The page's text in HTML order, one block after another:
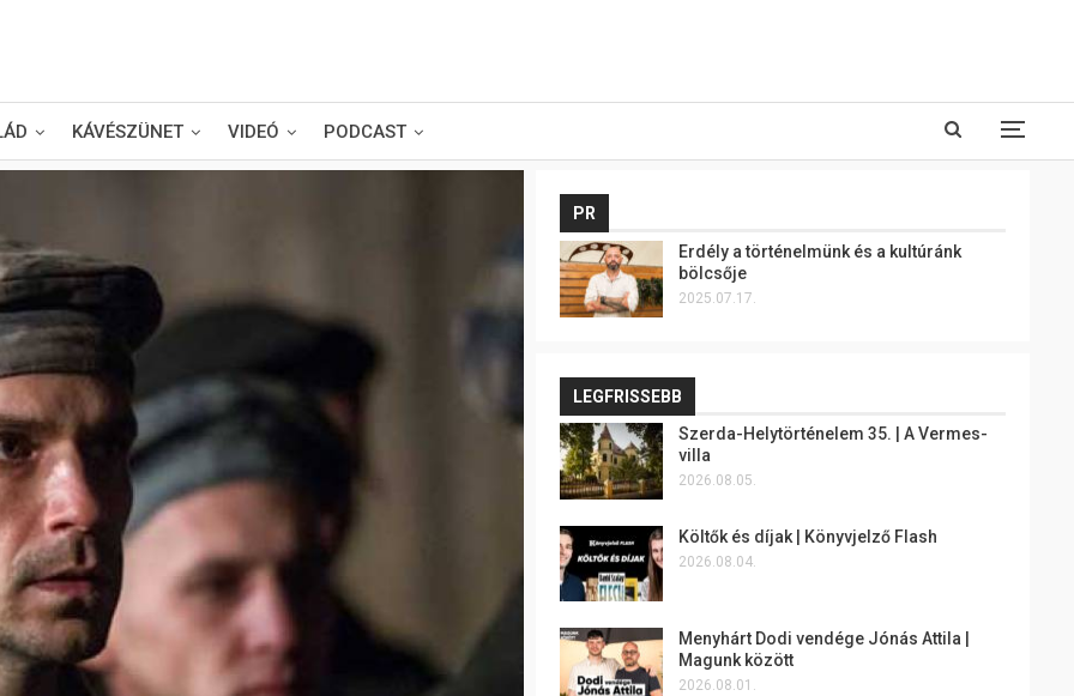
KÁVÉSZÜNET VIDEÓ PODCAST
PR
Erdély a történelmünk és a kultúránk
bölcsője
2025.07.17.
LEGFRISSEBB
Szerda-Helytörténelem 35. | A Vermes-
villa
2026.08.05.
Költők és díjak | Könyvjelző Flash
2026.08.04.
Menyhárt Dodi vendége Jónás Attila |
Magunk között
2026.08.01.